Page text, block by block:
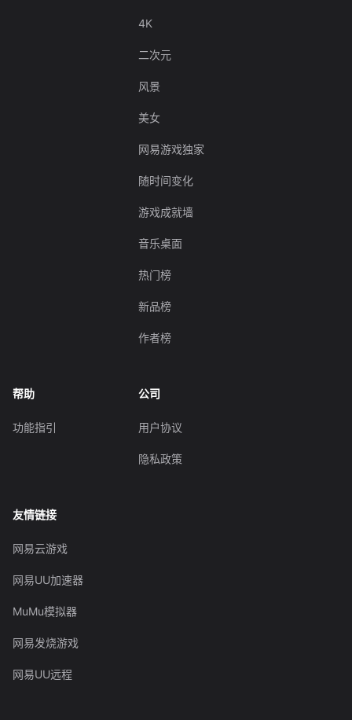
4K
二次元
风景
美女
网易游戏独家
随时间变化
游戏成就墙
音乐桌面
热门榜
新品榜
作者榜
帮助
功能指引
公司
用户协议
隐私政策
友情链接
网易云游戏
网易UU加速器
MuMu模拟器
网易发烧游戏
网易UU远程